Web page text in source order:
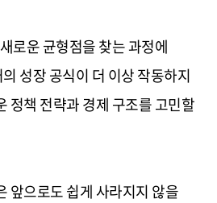
로운 균형점을 찾는 과정에
성장 공식이 더 이상 작동하지
정책 전략과 경제 구조를 고민할
앞으로도 쉽게 사라지지 않을